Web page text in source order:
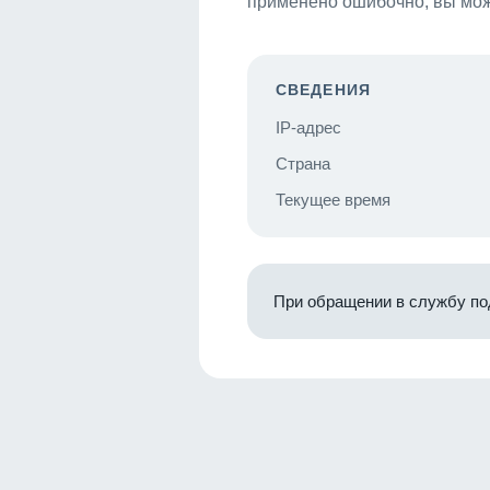
СВЕДЕНИЯ
IP-адрес
Страна
Текущее время
При обращении в службу